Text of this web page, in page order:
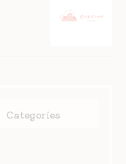
Categories